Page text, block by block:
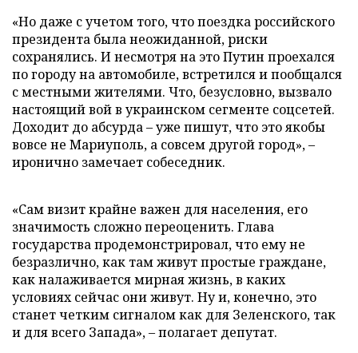
«Но даже с учетом того, что поездка российского
президента была неожиданной, риски
сохранялись. И несмотря на это Путин проехался
по городу на автомобиле, встретился и пообщался
с местными жителями. Что, безусловно, вызвало
настоящий вой в украинском сегменте соцсетей.
Доходит до абсурда – уже пишут, что это якобы
вовсе не Мариуполь, а совсем другой город», –
иронично замечает собеседник.
«Сам визит крайне важен для населения, его
значимость сложно переоценить. Глава
государства продемонстрировал, что ему не
безразлично, как там живут простые граждане,
как налаживается мирная жизнь, в каких
условиях сейчас они живут. Ну и, конечно, это
станет четким сигналом как для Зеленского, так
и для всего Запада», – полагает депутат.